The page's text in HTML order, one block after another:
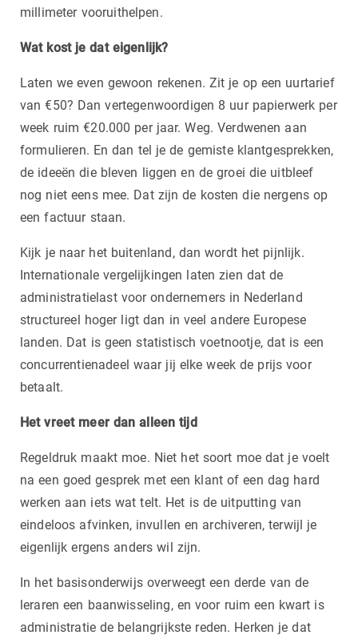
millimeter vooruithelpen.
Wat kost je dat eigenlijk?
Laten we even gewoon rekenen. Zit je op een uurtarief
van €50? Dan vertegenwoordigen 8 uur papierwerk per
week ruim €20.000 per jaar. Weg. Verdwenen aan
formulieren. En dan tel je de gemiste klantgesprekken,
de ideeën die bleven liggen en de groei die uitbleef
nog niet eens mee. Dat zijn de kosten die nergens op
een factuur staan.
Kijk je naar het buitenland, dan wordt het pijnlijk.
Internationale vergelijkingen laten zien dat de
administratielast voor ondernemers in Nederland
structureel hoger ligt dan in veel andere Europese
landen. Dat is geen statistisch voetnootje, dat is een
concurrentienadeel waar jij elke week de prijs voor
betaalt.
Het vreet meer dan alleen tijd
Regeldruk maakt moe. Niet het soort moe dat je voelt
na een goed gesprek met een klant of een dag hard
werken aan iets wat telt. Het is de uitputting van
eindeloos afvinken, invullen en archiveren, terwijl je
eigenlijk ergens anders wil zijn.
In het basisonderwijs overweegt een derde van de
leraren een baanwisseling, en voor ruim een kwart is
administratie de belangrijkste reden. Herken je dat